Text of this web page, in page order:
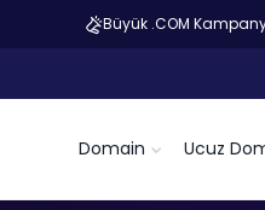
Büyük .COM
Domain Ucuz